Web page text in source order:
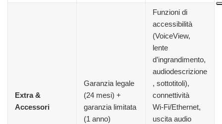
Extra &
Accessori
Garanzia legale
(24 mesi) +
garanzia limitata
(1 anno)
Funzioni di
accessibilità
(VoiceView,
lente
d’ingrandimento,
audiodescrizione
, sottotitoli),
connettività
Wi‑Fi/Ethernet,
uscita audio